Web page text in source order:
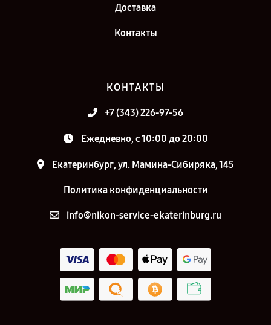
Доставка
Контакты
КОНТАКТЫ
+7 (343) 226-97-56
Ежедневно, с 10:00 до 20:00
Екатеринбург, ул. Мамина-Сибиряка, 145
Политика конфиденциальности
info@nikon-service-ekaterinburg.ru